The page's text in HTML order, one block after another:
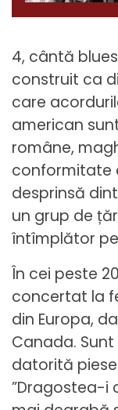
4, cântă
construit ca
care
american
române,
conformitate
desprinsă
un grup de
întîmplător
În cei peste
concertat la
din Europa,
Canada.
datorită
”Dragostea-i